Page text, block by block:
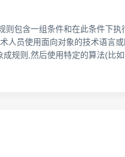
则包含一组条件和在此条件下
人员使用面向对象的技术语言
规则,然后使用特定的算法(比